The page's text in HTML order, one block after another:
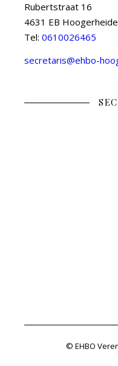
Rubertstraat 16
4631 EB Hoogerheide
Tel: 0610026465
secretaris@ehbo-
© EHBO